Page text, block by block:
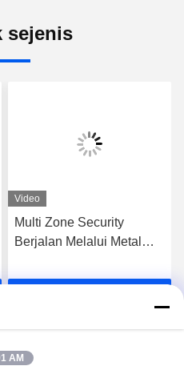
sejenis
Video
Multi Zone Security
Berjalan Melalui Metal
Untuk Sekolah Atau
AM